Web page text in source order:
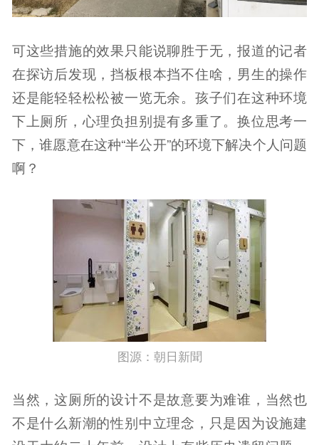
可这些措施的效果只能说聊胜于无，报道的记者
在探访后发现，挡板根本挡不住啥，男生的操作
还是能轻轻松松被一览无余。孩子们在这种环境
下上厕所，心理负担别提有多重了。换位思考一
下，谁愿意在这种“半公开”的环境下解决个人问题
啊？
图源：朝日新聞
当然，这厕所的设计不是故意要为难谁，当然也
不是什么新潮的性别中立理念，只是因为设施建